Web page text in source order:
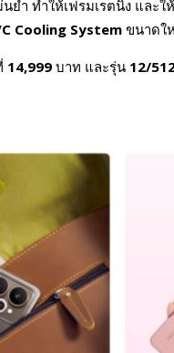
ยำ ทำให้เฟรมเรตนิ่ง และ
Cooling System ขนาดใ
14,999 บาท และรุ่น 12/